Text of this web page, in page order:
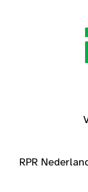
RPR